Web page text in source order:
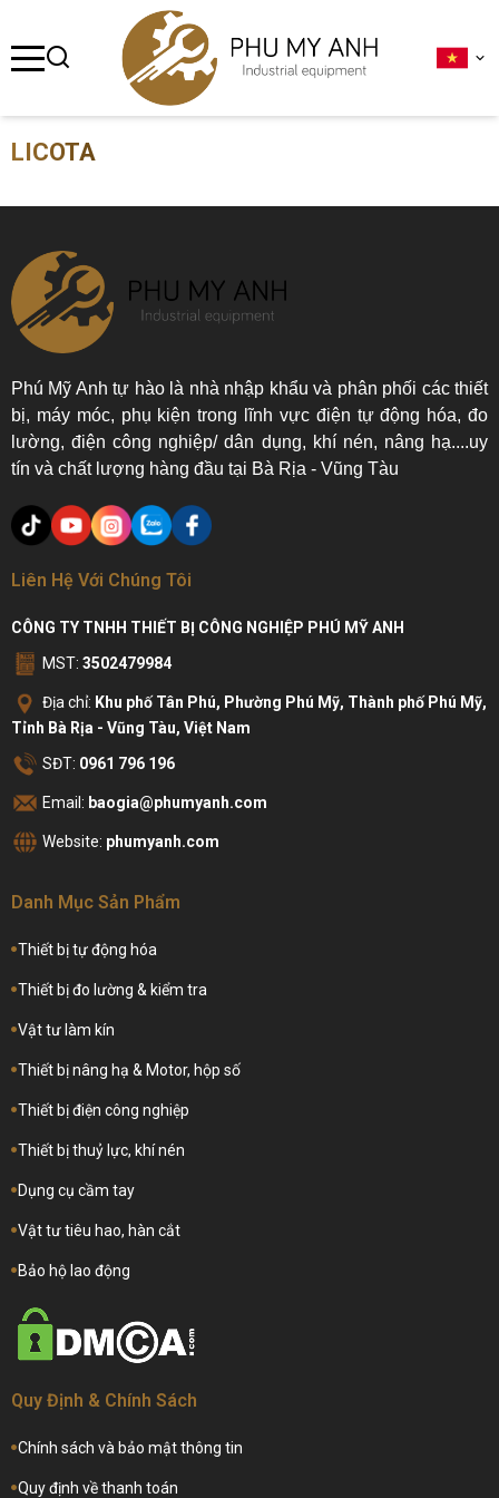
LICOTA
Phú Mỹ Anh tự hào là nhà nhập khẩu và phân phối các thiết
bị, máy móc, phụ kiện trong lĩnh vực điện tự động hóa, đo
lường, điện công nghiệp/ dân dụng, khí nén, nâng hạ....uy
tín và chất lượng hàng đầu tại Bà Rịa - Vũng Tàu
Liên Hệ Với Chúng Tôi
CÔNG TY TNHH THIẾT BỊ CÔNG NGHIỆP PHÚ MỸ ANH
MST: 3502479984
Địa chỉ: Khu phố Tân Phú, Phường Phú Mỹ, Thành phố Phú Mỹ,
Tỉnh Bà Rịa - Vũng Tàu, Việt Nam
SĐT: 0961 796 196
Email: baogia@phumyanh.com
Website: phumyanh.com
Danh Mục Sản Phẩm
Thiết bị tự động hóa
Thiết bị đo lường & kiểm tra
Vật tư làm kín
Thiết bị nâng hạ & Motor, hộp số
Thiết bị điện công nghiệp
Thiết bị thuỷ lực, khí nén
Dụng cụ cầm tay
Vật tư tiêu hao, hàn cắt
Bảo hộ lao động
Quy Định & Chính Sách
Chính sách và bảo mật thông tin
Quy định về thanh toán